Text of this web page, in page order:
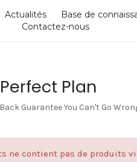
Actualités Base de
Contactez-nous
Plan
Guarantee You Can't Go
ne contient pas de produits